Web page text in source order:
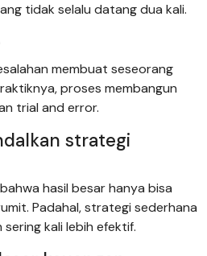
tidak selalu datang dua kali.
membuat seseorang
proses membangun
trial and error.
strategi
hasil besar hanya bisa
Padahal, strategi sederhana
kali lebih efektif.